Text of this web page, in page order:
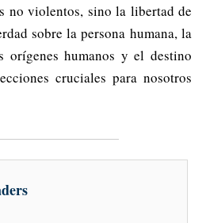
no violentos, sino la libertad de
sobre la persona humana, la
orígenes humanos y el destino
cruciales para nosotros